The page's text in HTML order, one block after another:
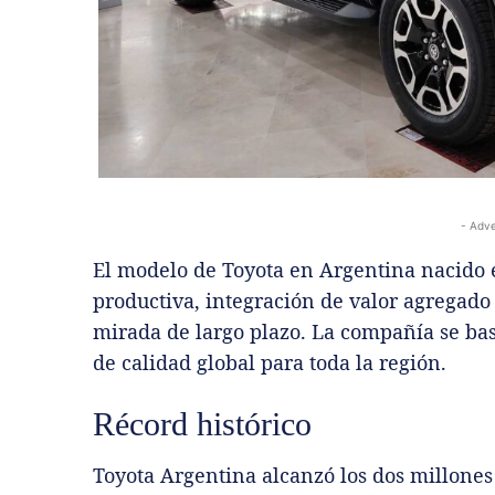
-
El modelo de Toyota en Argentina
productiva, integración de valor
mirada de largo plazo. La compañía se
de calidad global para toda la región.
Récord histórico
Toyota Argentina alcanzó los dos